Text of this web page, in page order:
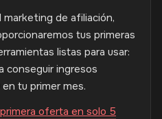
de afiliación,
tus primeras
listas para usar:
conseguir ingresos
tu primer mes.
oferta en solo 5